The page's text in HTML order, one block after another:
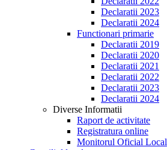
Declaratii 2023
Declaratii 2024
Functionari primarie
Declaratii 2019
Declaratii 2020
Declaratii 2021
Declaratii 2022
Declaratii 2023
Declaratii 2024
Diverse Informatii
Raport de activitate
Registratura online
Monitorul Oficial Local